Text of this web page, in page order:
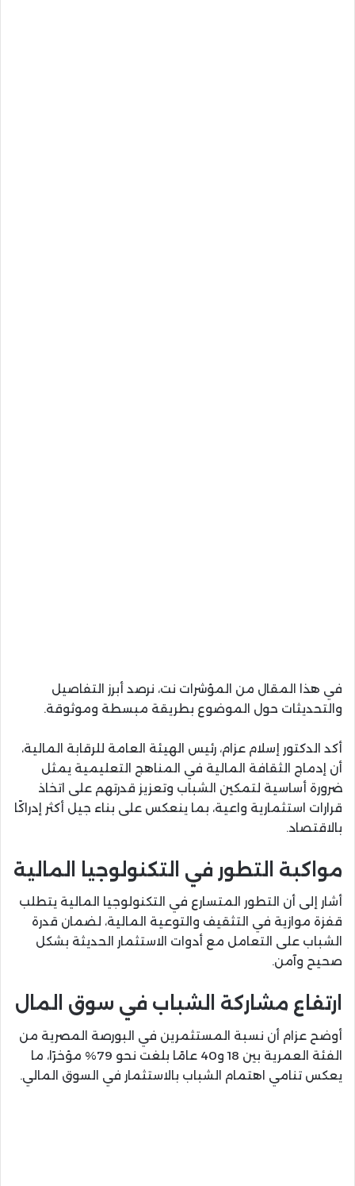
في هذا المقال من المؤشرات نت، نرصد أبرز التفاصيل
والتحديثات حول الموضوع بطريقة مبسطة وموثوقة.
أكد الدكتور إسلام عزام، رئيس الهيئة العامة للرقابة المالية،
أن إدماج الثقافة المالية في المناهج التعليمية يمثل
ضرورة أساسية لتمكين الشباب وتعزيز قدرتهم على اتخاذ
قرارات استثمارية واعية، بما ينعكس على بناء جيل أكثر إدراكًا
بالاقتصاد.
مواكبة التطور في التكنولوجيا المالية
أشار إلى أن التطور المتسارع في التكنولوجيا المالية يتطلب
قفزة موازية في التثقيف والتوعية المالية، لضمان قدرة
الشباب على التعامل مع أدوات الاستثمار الحديثة بشكل
صحيح وآمن.
ارتفاع مشاركة الشباب في سوق المال
أوضح عزام أن نسبة المستثمرين في البورصة المصرية من
الفئة العمرية بين 18 و40 عامًا بلغت نحو 79% مؤخرًا، ما
يعكس تنامي اهتمام الشباب بالاستثمار في السوق المالي.